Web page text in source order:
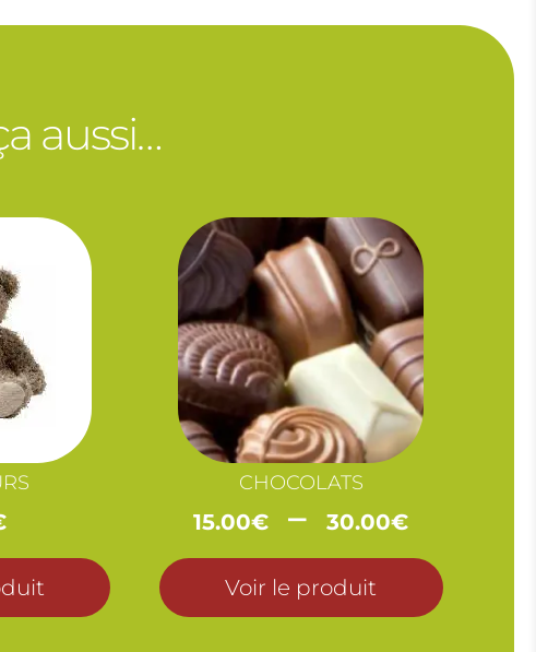
aussi…
CHOCOLATS
15.00€ – 30.00€Plage
de
prix :
15.00€
à
Voir le produit